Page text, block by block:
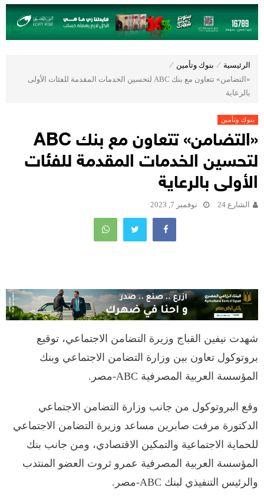
الرئيسية ⁄ بنوك وتأمين ⁄
«التضامن» تتعاون مع بنك ABC لتحسين الخدمات المقدمة للفئات الأولى
بالرعاية
بنوك وتأمين
«التضامن» تتعاون مع بنك ABC
لتحسين الخدمات المقدمة للفئات
الأولى بالرعاية
الشارع 24 نوفمبر 7, 2023
شهدت نيفين القباج وزيرة التضامن الاجتماعي، توقيع
بروتوكول تعاون بين وزارة التضامن الاجتماعي وبنك
المؤسسة العربية المصرفية ABC-مصر.
وقع البروتوكول من جانب وزارة التضامن الاجتماعي
الدكتورة مرفت صابرين مساعد وزيرة التضامن الاجتماعي
للحماية الاجتماعية والتمكين الاقتصادي، ومن جانب بنك
المؤسسة العربية المصرفية عمرو ثروت العضو المنتدب
والرئيس التنفيذي لبنك ABC-مصر.